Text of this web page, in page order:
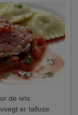
de iets
er talloze